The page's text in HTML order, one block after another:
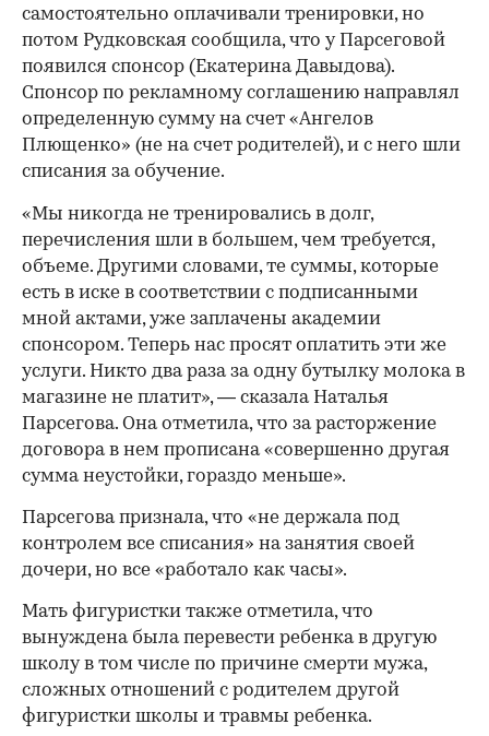
самостоятельно оплачивали тренировки, но
потом Рудковская сообщила, что у Парсеговой
появился спонсор (Екатерина Давыдова).
Спонсор по рекламному соглашению направлял
определенную сумму на счет «Ангелов
Плющенко» (не на счет родителей), и с него шли
списания за обучение.
00:00 / 00:00
«Мы никогда не тренировались в долг,
перечисления шли в большем, чем требуется,
объеме. Другими словами, те суммы, которые
есть в иске в соответствии с подписанными
мной актами, уже заплачены академии
спонсором. Теперь нас просят оплатить эти же
услуги. Никто два раза за одну бутылку молока в
магазине не платит», — сказала Наталья
Парсегова. Она отметила, что за расторжение
договора в нем прописана «совершенно другая
сумма неустойки, гораздо меньше».
Парсегова признала, что «не держала под
контролем все списания» на занятия своей
дочери, но все «работало как часы».
Мать фигуристки также отметила, что
вынуждена была перевести ребенка в другую
школу в том числе по причине смерти мужа,
сложных отношений с родителем другой
фигуристки школы и травмы ребенка.